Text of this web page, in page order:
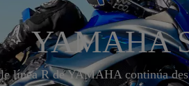
YAMAHA
línea R de YAMAHA continúa